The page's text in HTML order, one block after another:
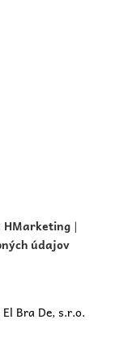
HMarketing |
údajov
Bra De, s.r.o.